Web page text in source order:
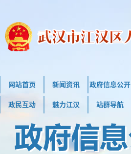
网站首页 新闻资讯 政府信息公开
政民互动 魅力江汉 站群导航